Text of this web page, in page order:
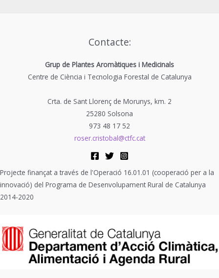
Contacte:
Grup de Plantes Aromàtiques i Medicinals
Centre de Ciència i Tecnologia Forestal de Catalunya
Crta. de Sant Llorenç de Morunys, km. 2
25280 Solsona
973 48 17 52
roser.cristobal@ctfc.cat
Projecte finançat a través de l'Operació 16.01.01 (cooperació per a la
innovació) del Programa de Desenvolupament Rural de Catalunya
2014-2020